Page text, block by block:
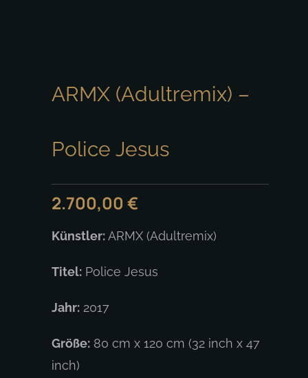
ARMX (Adultremix) –
Police Jesus
2.700,00 €
Künstler:ARMX (Adultremix)
Titel:Police Jesus
Jahr:2017
Größe:80 cm x 120 cm (32 inch x 47
inch)